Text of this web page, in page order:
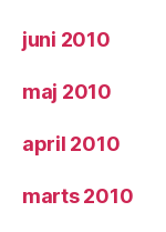
juni 2010
maj 2010
april 2010
marts 2010